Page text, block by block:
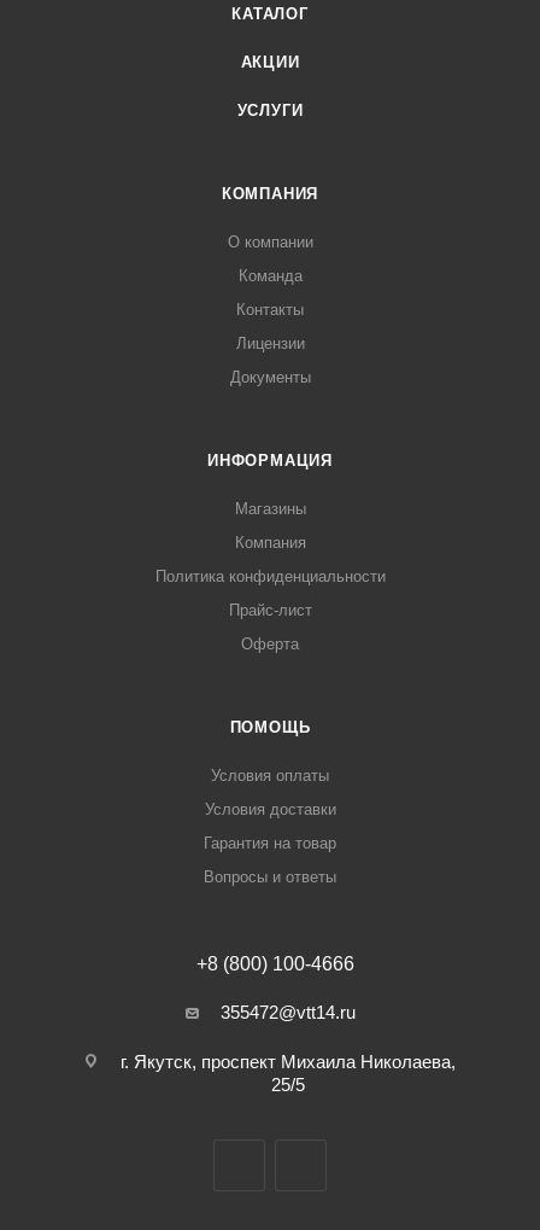
КАТАЛОГ
АКЦИИ
УСЛУГИ
КОМПАНИЯ
О компании
Команда
Контакты
Лицензии
Документы
ИНФОРМАЦИЯ
Магазины
Компания
Политика конфиденциальности
Прайс-лист
Оферта
ПОМОЩЬ
Условия оплаты
Условия доставки
Гарантия на товар
Вопросы и ответы
+8 (800) 100-4666
355472@vtt14.ru
г. Якутск, проспект Михаила Николаева,
25/5